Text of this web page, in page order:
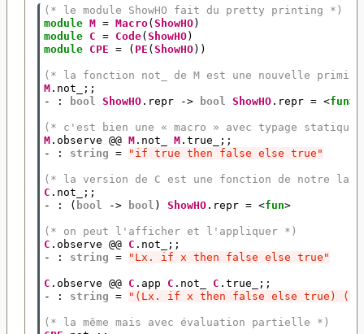
(* le module ShowHO fait du pretty printing *)
module M = Macro( ShowHO)
module
C = Code( ShowHO)
module
CPE = ( PE ( ShowHO))
(* la fonction not_ de M est une nouvelle
M. not_
;;
-
: bool ShowHO. repr -> bool ShowHO. repr = <fun>
(* c'est bien une « macro » avec typage
M. observe @@ M. not_ M. true_
;;
-
: string = "if true then false else true"
(* la version de C est une fonction de notre
C . not_
;;
-
: ( bool -> bool ) ShowHO. repr = <fun>
(* on peut l'afficher et l'appliquer *)
C . observe @@ C . not_
;;
-
: string = "Lx. if x then false else true"
C . observe @@ C . app C . not_ C . true_
;;
-
: string = "(Lx. if x then false else true)
(* la même mais avec évaluation partielle *)